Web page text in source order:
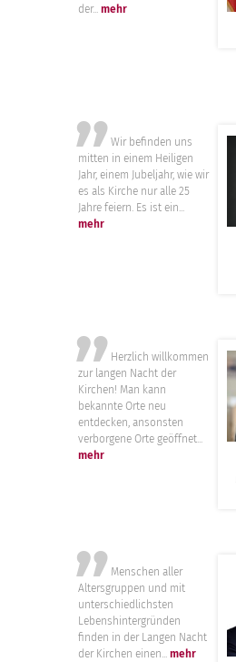
der... mehr
”
Wir befinden uns
mitten in einem Heiligen
Jahr, einem Jubeljahr, wie wir
es als Kirche nur alle 25
Jahre feiern. Es ist ein...
mehr
”
Herzlich willkommen
zur langen Nacht der
Kirchen! Man kann
bekannte Orte neu
entdecken, ansonsten
verborgene Orte geöffnet...
mehr
”
Menschen aller
Altersgruppen und mit
unterschiedlichsten
Lebenshintergründen
finden in der Langen Nacht
der Kirchen einen... mehr